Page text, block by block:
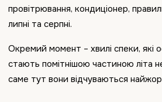
провітрювання, кондиціонер,
липні та серпні.
Окремий момент – хвилі спеки, які
стають помітнішою частиною літа
саме тут вони відчуваються